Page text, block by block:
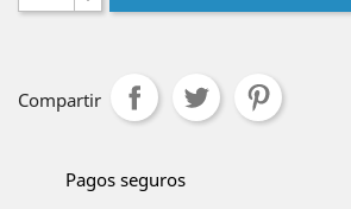
Compartir
Pagos seguros